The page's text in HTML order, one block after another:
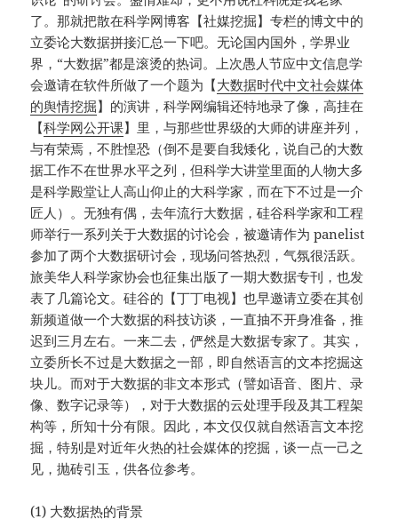
了。那就把散在科学网博客【社媒挖掘】专栏的博文中的
立委论大数据拼接汇总一下吧。无论国内国外，学界业
界，“大数据”都是滚烫的热词。上次愚人节应中文信息学
会邀请在软件所做了一个题为【大数据时代中文社会媒体
的舆情挖掘】的演讲，科学网编辑还特地录了像，高挂在
【科学网公开课】里，与那些世界级的大师的讲座并列，
与有荣焉，不胜惶恐（倒不是要自我矮化，说自己的大数
据工作不在世界水平之列，但科学大讲堂里面的人物大多
是科学殿堂让人高山仰止的大科学家，而在下不过是一介
匠人）。无独有偶，去年流行大数据，硅谷科学家和工程
师举行一系列关于大数据的讨论会，被邀请作为 panelist
参加了两个大数据研讨会，现场问答热烈，气氛很活跃。
旅美华人科学家协会也征集出版了一期大数据专刊，也发
表了几篇论文。硅谷的【丁丁电视】也早邀请立委在其创
新频道做一个大数据的科技访谈，一直抽不开身准备，推
迟到三月左右。一来二去，俨然是大数据专家了。其实，
立委所长不过是大数据之一部，即自然语言的文本挖掘这
块儿。而对于大数据的非文本形式（譬如语音、图片、录
像、数字记录等），对于大数据的云处理手段及其工程架
构等，所知十分有限。因此，本文仅仅就自然语言文本挖
掘，特别是对近年火热的社会媒体的挖掘，谈一点一己之
见，抛砖引玉，供各位参考。
(1) 大数据热的背景